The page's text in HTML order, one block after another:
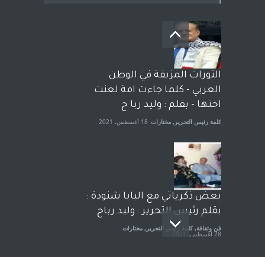
بعد معارك قضائية طاحنة كتب
وترافع فيها بنفسه مرة اخرى..
الشيخ طارق يوسف يقهر
الحكومة الأمريكية ، فأعطوه
الجنسية عن يد وهم صاغرون،
آراء حرة مختارات 7 أبريل، 2023
الثورات المزيفة في الوطن
العربي - كلما جاءت امة لعنت
اختها - بقلم : وليد ربا ح
كلمة رئيس التحرير , مختارات 18 أغسطس، 2021
بعض ذكرياتي مع البابا شنودة :
بقلم رئيس التحرير : وليد رباح
فن وثقافة, كلمة رئيس التحرير , مختارات
28 أغسطس، 2021